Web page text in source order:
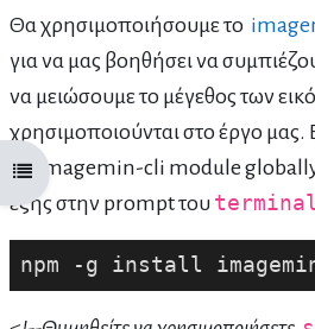
Open course index
Θα χρησιμοποιήσουμε το
για να μας βοηθήσει να
να μειώσουμε το μέγεθος των
χρησιμοποιούνται στο έργο μας.
το imagemin-cli module
εξής στην prompt του terminal
npm -g install